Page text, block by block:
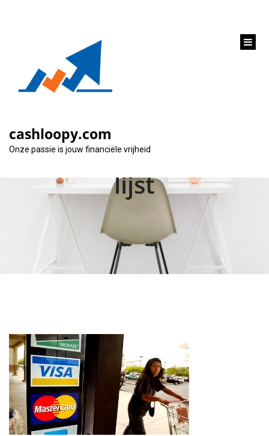
cashloopy.com
Onze passie is jouw financiële vrijheid
Alles wat je moet
weten over privé
lening en de zwarte
lijst